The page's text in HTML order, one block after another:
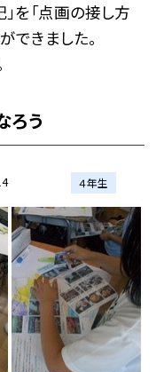
を「点画の接し方
できました。
ろう
４年生